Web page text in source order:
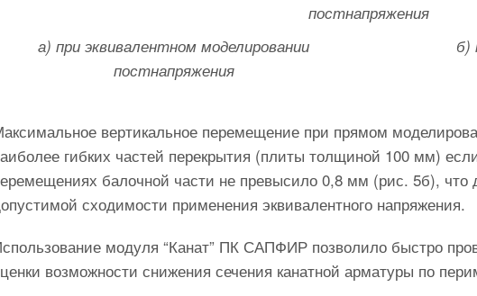
постнапряжения
а) при эквивалентном моделировании
постнапряжения
б)
вертикальное перемещение при прямом
гибких частей перекрытия (плиты толщиной 100 мм)
балочной части не превысило 0,8 мм (рис. 5б), что
сходимости применения эквивалентного напряжения.
модуля “Канат” ПК САПФИР позволило быстро
возможности снижения сечения канатной арматуры по